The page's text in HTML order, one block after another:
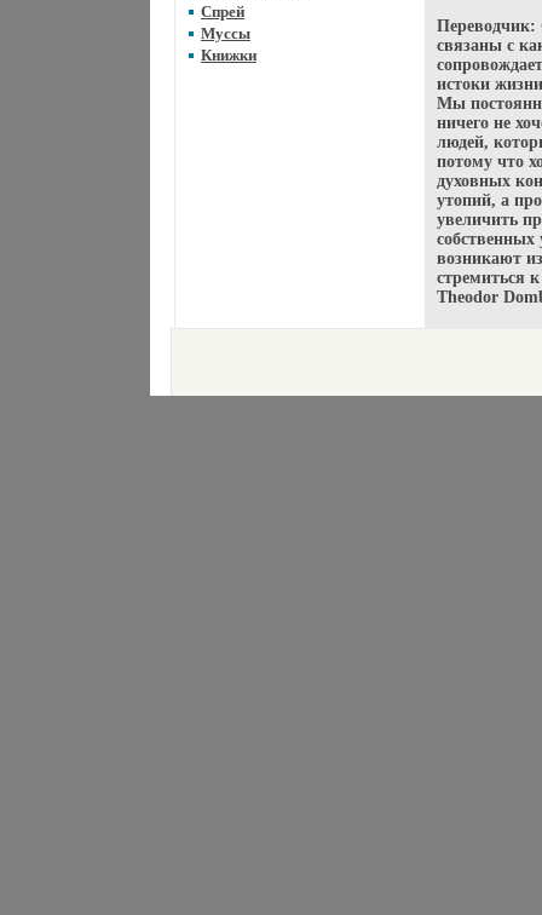
Спрей
Муссы
Книжки
связаны с
истоки
Мы
ничего не
людей,
потому что
духовных
утопий, а
увеличить
возникают
стремиться
Theodor